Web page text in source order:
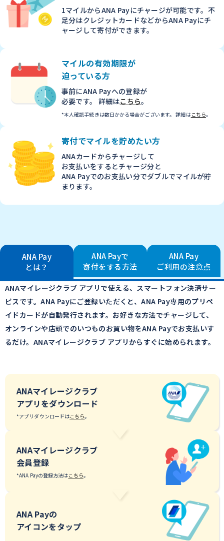
1マイルからANA Payにチャージが可能です。 不
足分はクレジットカードなどからANA Payにチ
ャージして寄付ができます。
マイルの有効期限が
迫っている方
事前にANA Payへの登録が
必要です。 詳細はこちら。
*本人確認手続きは数日かかる場合がございます。 詳細はこちら。
寄付でマイルを貯めたい方
ANAカードからチャージして
お支払いをするとチャージ分と
ANA Payでのお支払い分でダブルでマイルが貯
まります。
ANA Pay
とは？
ANA Payで
寄付をする方法
ANA Pay
ご利用の注意点
ANAマイレージクラブ アプリで使える、スマートフォン決済サー
ビスです。ANA Payにご登録いただくと、ANA Pay専用のプリペ
イドカードが自動発行されます。 お好きな方法でチャージして、
オンラインや店頭でのいつものお買い物をANA Payでお支払いす
るだけ。 ANAマイレージクラブ アプリからすぐに始められます。
ANAマイレージクラブ
アプリをダウンロード
*アプリダウンロードはこちら。
ANAマイレージクラブ
会員登録
*ANA Payの登録方法はこちら。
ANA Payの
アイコンをタップ